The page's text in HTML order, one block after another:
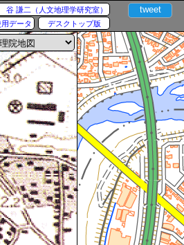
tweet
謙二（人文地理学研究室）
データ デスクトップ版